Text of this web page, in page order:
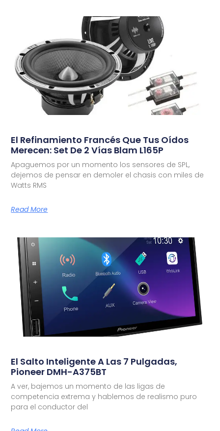
El Refinamiento Francés Que Tus Oídos
Merecen: Set De 2 Vías Blam L165P
Apaguemos por un momento los sensores de SPL,
dejemos de pensar en demoler el chasis con miles de
Watts RMS
Read More
El Salto Inteligente A Las 7 Pulgadas,
Pioneer DMH-A375BT
A ver, bajemos un momento de las ligas de
competencia extrema y hablemos de realismo puro
para el conductor del